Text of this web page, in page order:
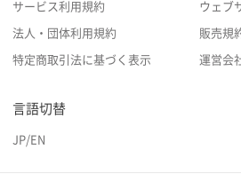
サービス利用規約 ウェブ
法人・団体利用規約 販売規
特定商取引法に基づく表示 運営会
言語切替
JP/EN